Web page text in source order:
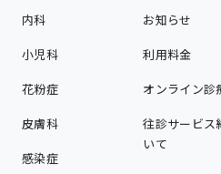
内科
小児科
花粉症
皮膚科
感染症
お知らせ
利用料金
オンライン診
往診サービス
いて